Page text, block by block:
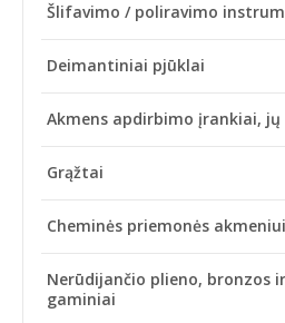
Šlifavimo / poliravimo
Deimantiniai pjūklai
Akmens apdirbimo įrankiai, jų
Grąžtai
Cheminės priemonės
Nerūdijančio plieno, bronzos
gaminiai